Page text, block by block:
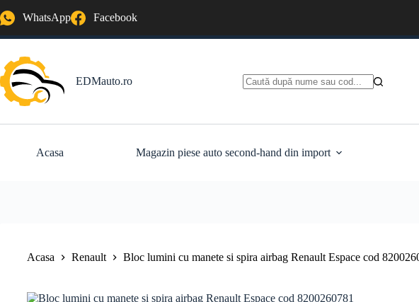
la
WhatsApp Facebook
EDMauto.ro
Acasa Magazin piese auto second-hand din import
Acasa Renault Bloc lumini cu manete si spira airbag Renault Espace cod